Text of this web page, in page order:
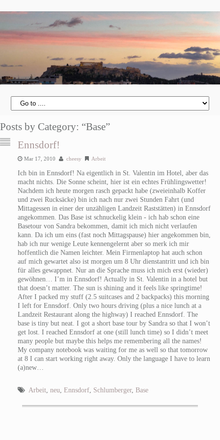
Posts by Category: “Base”
Ennsdorf!
Mar 17, 2010 cheesy Arbeit
Ich bin in Ennsdorf! Na eigentlich in St. Valentin im Hotel, aber das
macht nichts. Die Sonne scheint, hier ist ein echtes Frühlingswetter!
Nachdem ich heute morgen rasch gepackt habe (zweieinhalb Koffer
und zwei Rucksäcke) bin ich nach nur zwei Stunden Fahrt (und
Mittagessen in einer der unzähligen Landzeit Raststätten) in Ennsdorf
angekommen. Das Base ist schnuckelig klein - ich hab schon eine
Basetour von Sandra bekommen, damit ich mich nicht verlaufen
kann. Da ich um eins (fast noch Mittagspause) hier angekommen bin,
hab ich nur wenige Leute kennengelernt aber so merk ich mir
hoffentlich die Namen leichter. Mein Firmenlaptop hat auch schon
auf mich gewartet also ist morgen um 8 Uhr dienstantritt und ich bin
für alles gewappnet. Nur an die Sprache muss ich mich erst (wieder)
gewöhnen… I’m in Ennsdorf! Actually in St. Valentin in a hotel but
that doesn’t matter. The sun is shining and it feels like springtime!
After I packed my stuff (2.5 suitcases and 2 backpacks) this morning
I left for Ennsdorf. Only two hours driving (plus a nice lunch at a
Landzeit Restaurant along the highway) I reached Ennsdorf. The
base is tiny but neat. I got a short base tour by Sandra so that I won’t
get lost. I reached Ennsdorf at one (still lunch time) so I didn’t meet
many people but maybe this helps me remembering all the names!
My company notebook was waiting for me as well so that tomorrow
at 8 I can start working right away. Only the language I have to learn
(a)new…
Arbeit, neu Ennsdorf, Schlumberger, Base